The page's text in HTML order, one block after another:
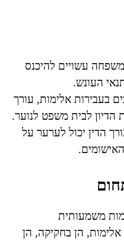
עשויים להיכנס
העונש.
בעבירות אלימות, עורך
הדיון לבית משפט לנוער.
הדין יכול לערער על
משמעותית
הן בחקיקה, הן